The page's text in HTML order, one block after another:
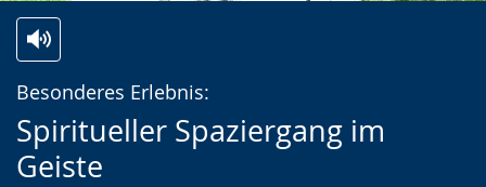
Besonderes Erlebnis:
Spiritueller Spaziergang im
Geiste
Leichten
Sprache
wechseln.
Audio-
Unterstützung.
Video
in
Deutscher